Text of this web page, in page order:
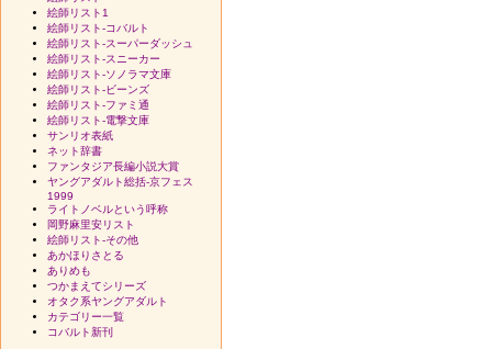
絵師リスト1
絵師リスト-コバルト
絵師リスト-スーパーダッシュ
絵師リスト-スニーカー
絵師リスト-ソノラマ文庫
絵師リスト-ビーンズ
絵師リスト-ファミ通
絵師リスト-電撃文庫
サンリオ表紙
ネット辞書
ファンタジア長編小説大賞
ヤングアダルト総括-京フェス
1999
ライトノベルという呼称
岡野麻里安リスト
絵師リスト-その他
あかほりさとる
ありめも
つかまえてシリーズ
オタク系ヤングアダルト
カテゴリー一覧
コバルト新刊